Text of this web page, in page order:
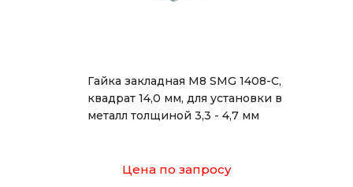
Гайка закладная М8 SMG 1408-С,
квадрат 14,0 мм, для установки в
металл толщиной 3,3 - 4,7 мм
Цена по запросу